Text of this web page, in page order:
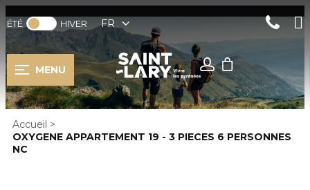
ÉTÉ HIVER FR
MENU
Accueil >
OXYGENE APPARTEMENT 19 - 3 PIECES 6 PERSONNES
NC